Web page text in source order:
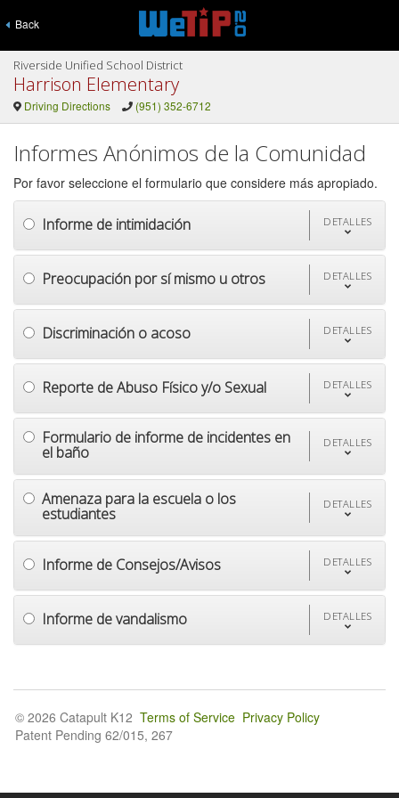
Back
Riverside Unified School District
Harrison Elementary
Driving Directions (951) 352-6712
Informes Anónimos de la Comunidad
Por favor seleccione el formulario que considere más apropiado.
Informe de intimidación DETALLES
Preocupación por sí mismo u otros DETALLES
Discriminación o acoso DETALLES
Reporte de Abuso Físico y/o Sexual DETALLES
Formulario de informe de incidentes en
el baño
DETALLES
Amenaza para la escuela o los
estudiantes
DETALLES
Informe de Consejos/Avisos DETALLES
Informe de vandalismo DETALLES
© 2026 Catapult K12 Terms of Service Privacy Policy
Patent Pending 62/015, 267